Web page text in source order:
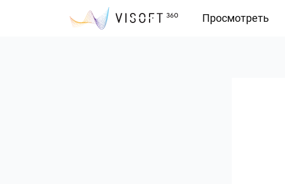
Просмотреть